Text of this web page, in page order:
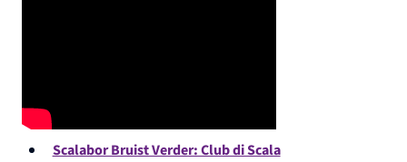
Scalabor Bruist Verder: Club di Scala